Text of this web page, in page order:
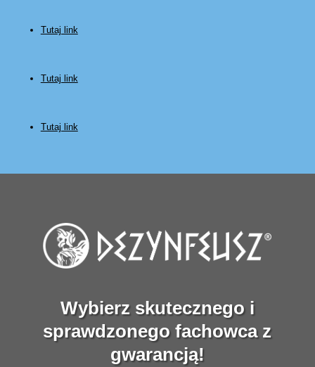
Tutaj link
Tutaj link
Tutaj link
Wybierz skutecznego i
sprawdzonego fachowca z
gwarancją!